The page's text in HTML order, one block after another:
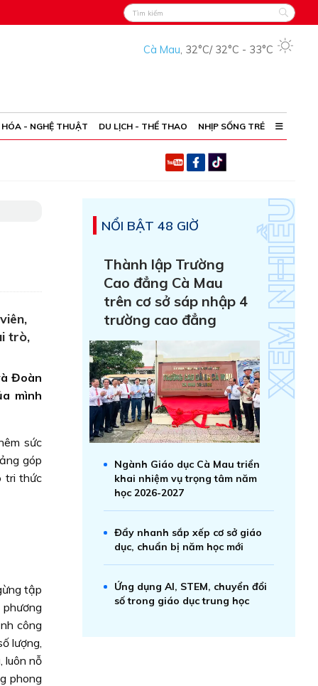
Cà Mau, 32°C/ 32°C - 33°C
- NGHỆ THUẬT DU LỊCH - THỂ THAO NHỊP SỐNG TRẺ
trò,
Đoàn
mình
sức
góp
tri thức
tập
công
lượng,
luôn nỗ
phong
NỔI BẬT 48 GIỜ
Thành lập Trường
Cao đẳng Cà Mau
trên cơ sở sáp nhập 4
trường cao đẳng
Ngành Giáo dục Cà Mau triển
khai nhiệm vụ trọng tâm năm
học 2026-2027
Đẩy nhanh sắp xếp cơ sở giáo
dục, chuẩn bị năm học mới
Ứng dụng AI, STEM, chuyển đổi
số trong giáo dục trung học